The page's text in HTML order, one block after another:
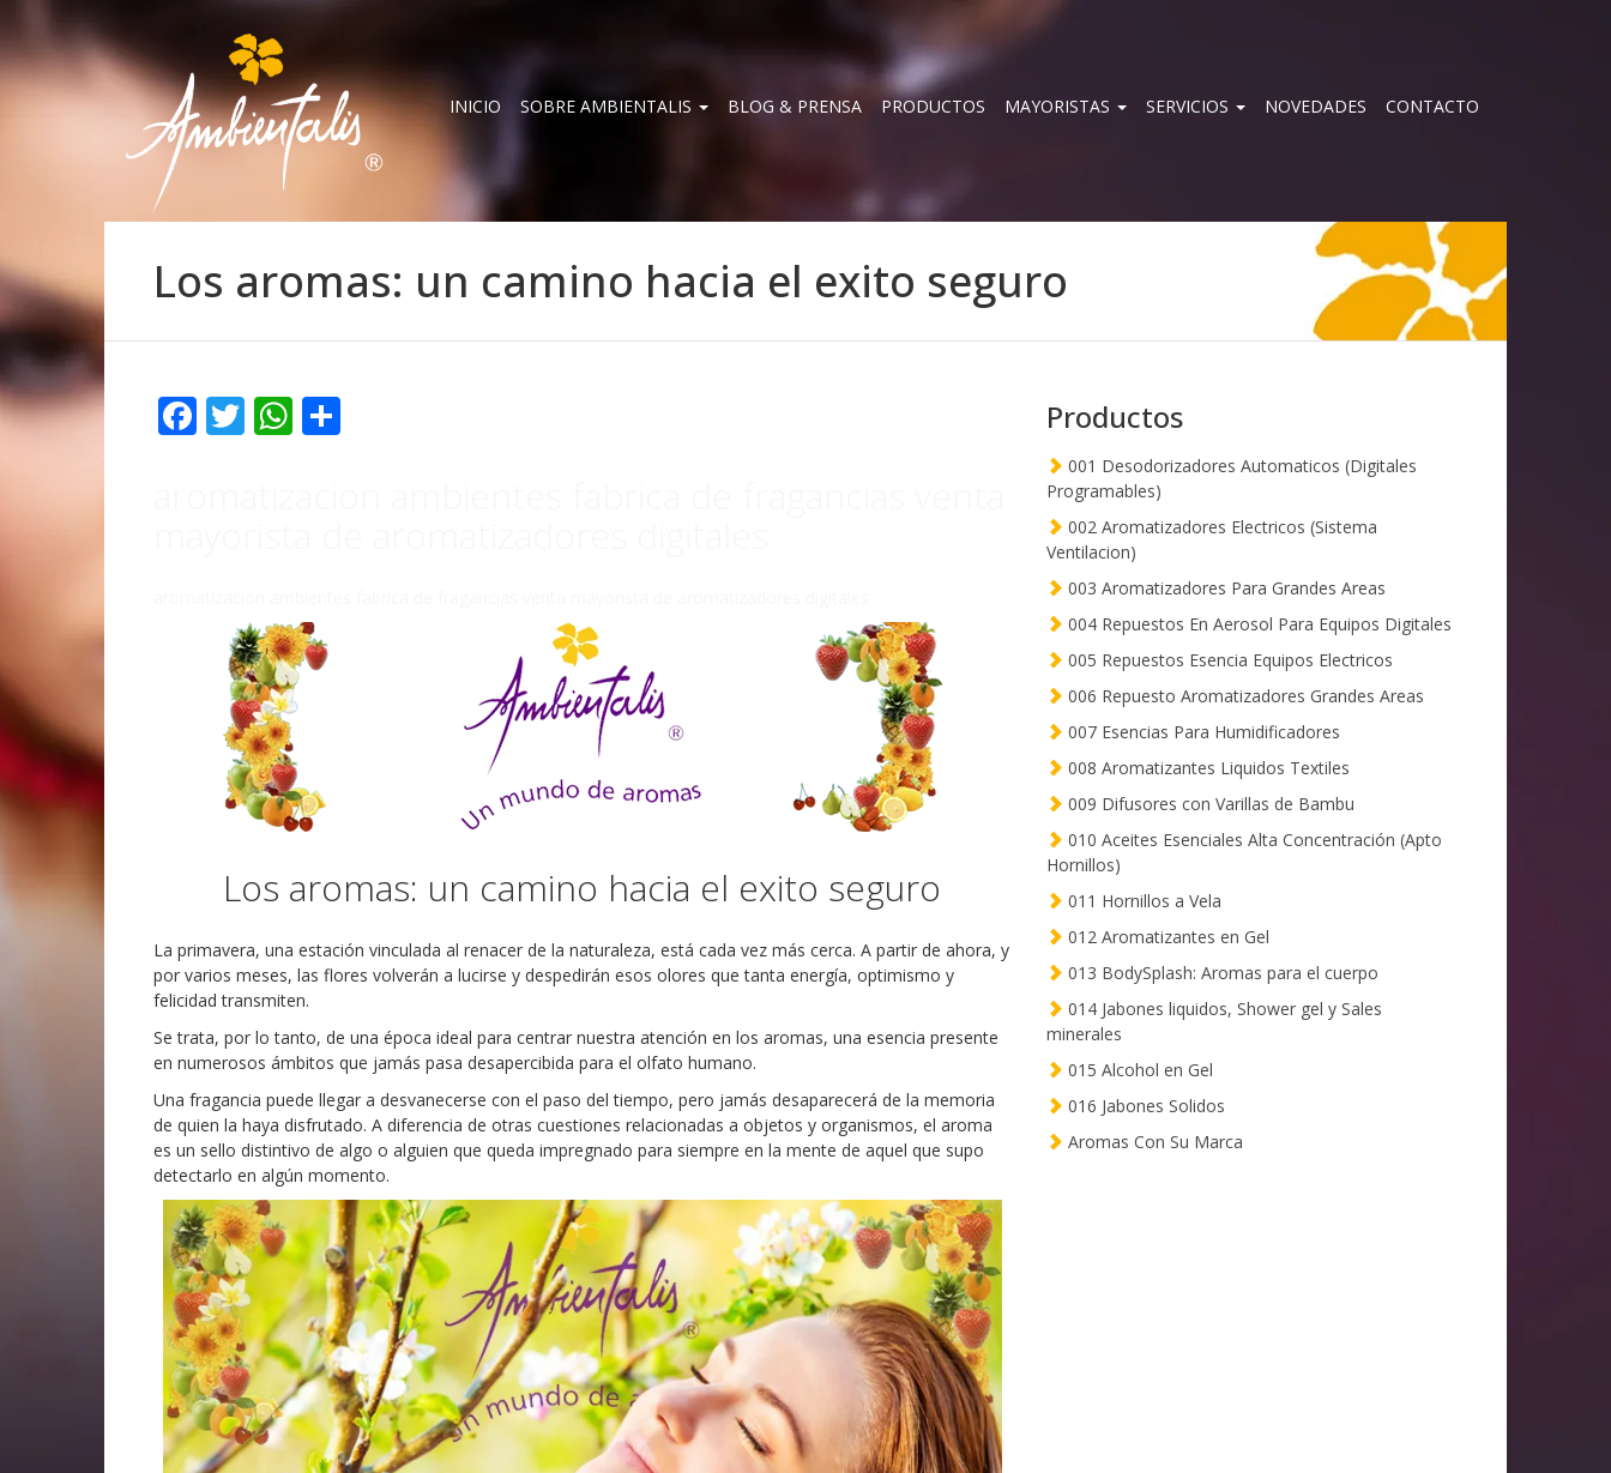
INICIO SOBRE AMBIENTALIS BLOG & PRENSA PRODUCTOS MAYORISTAS SERVICIOS NOVEDADES CONTACTO
Los aromas: un camino hacia el exito seguro
Facebook
TwitterWhatsApp
Los aromas: un camino hacia el exito seguro
La primavera, una estación vinculada al renacer de la naturaleza, está cada vez más cerca. A partir de ahora, y
por varios meses, las flores volverán a lucirse y despedirán esos olores que tanta energía, optimismo y
felicidad transmiten.
Se trata, por lo tanto, de una época ideal para centrar nuestra atención en los aromas, una esencia presente
en numerosos ámbitos que jamás pasa desapercibida para el olfato humano.
Una fragancia puede llegar a desvanecerse con el paso del tiempo, pero jamás desaparecerá de la memoria
de quien la haya disfrutado. A diferencia de otras cuestiones relacionadas a objetos y organismos, el aroma
es un sello distintivo de algo o alguien que queda impregnado para siempre en la mente de aquel que supo
detectarlo en algún momento.
Productos
001 Desodorizadores Automaticos (Digitales
Programables)
002 Aromatizadores Electricos (Sistema
Ventilacion)
003 Aromatizadores Para Grandes Areas
004 Repuestos En Aerosol Para Equipos Digitales
005 Repuestos Esencia Equipos Electricos
006 Repuesto Aromatizadores Grandes Areas
007 Esencias Para Humidificadores
008 Aromatizantes Liquidos Textiles
009 Difusores con Varillas de Bambu
010 Aceites Esenciales Alta Concentración (Apto
Hornillos)
011 Hornillos a Vela
012 Aromatizantes en Gel
013 BodySplash: Aromas para el cuerpo
014 Jabones liquidos, Shower gel y Sales
minerales
015 Alcohol en Gel
016 Jabones Solidos
Aromas Con Su Marca